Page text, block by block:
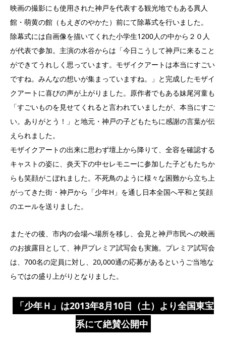
映画の撮影にも使用された神戸を代表する観光地でもある異人
館・萌黄の館（もえぎのやかた）前にて除幕式を行いました。
除幕式には自画像を描いてくれた小学生1200人の中から２０人
が代表で参加。主演の水谷からは「今日こうして神戸に来ること
ができてうれしく思っています。モザイクアートは本当にすごい
ですね。みんなの想いが集まっていますね。」と完成したモザイ
クアートに喜びの声が上がりました。原作者でもある妹尾河童も
「すごいものを見せてくれると言われていましたが、本当にすご
い。ありがとう！」と地元・神戸の子どもたちに感謝の言葉が伝
えられました。
モザイクアートの出来に思わず壇上から降りて、全容を確認する
キャストの姿に、炎天下の中セレモニーに参加した子どもたちか
らも笑顔がこぼれました。不死鳥のように様々な困難から立ち上
がってきた街・神戸から「少年H」を通し日本全国へ平和と笑顔
のエールを送りました。
またその後、市内の会場へ場所を移し、会見と神戸市民への映画
のお披露目として、神戸プレミア試写会も実施。プレミア試写会
は、700名の定員に対し、20,000通の応募があるというご当地な
らではの盛り上がりとなりました。
「少年Ｈ」は2013年8月10日（土）より全国東宝
系にて絶賛公開中